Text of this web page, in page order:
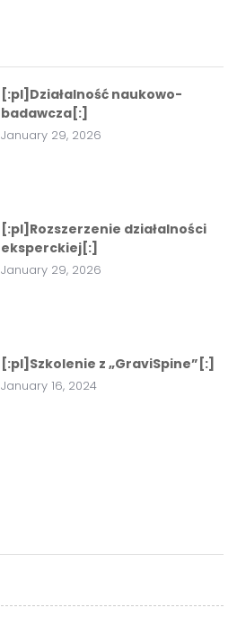
[:pl]Działalność naukowo-
badawcza[:]
January 29, 2026
[:pl]Rozszerzenie działalności
eksperckiej[:]
January 29, 2026
[:pl]Szkolenie z „GraviSpine”[:]
January 16, 2024